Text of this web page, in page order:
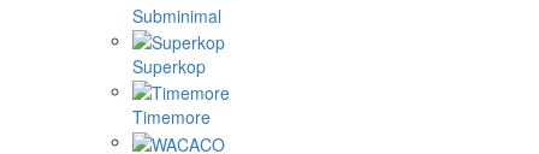
Subminimal
Superkop
Timemore